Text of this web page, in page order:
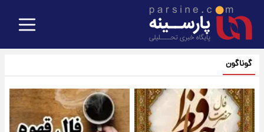
گوناگون